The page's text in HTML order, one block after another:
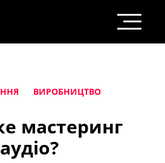
ВИРОБНИЦТВО
мастеринг
аудіо?